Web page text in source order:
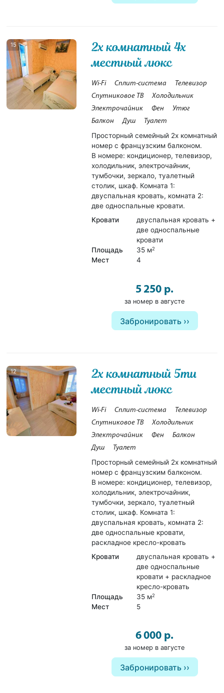
15
2х комнатный 4х
местный люкс
Wi-Fi Сплит-система
Телевизор
Спутниковое ТВ
Холодильник
Электрочайник
Фен
Утюг
Балкон
Душ Туалет
Просторный семейный 2х комнатный
номер с французским балконом.
В номере: кондиционер, телевизор,
холодильник, электрочайник,
тумбочки, зеркало, туалетный
столик, шкаф. Комната 1:
двуспальная кровать, комната 2:
две односпальные кровати.
Кровати
двуспальная кровать +
две односпальные
кровати
Площадь
35 м2
Мест 4
5 250 р.
за номер в августе
Забронировать
12
2х комнатный 5ти
местный люкс
Wi-Fi Сплит-система
Телевизор
Спутниковое ТВ
Холодильник
Электрочайник
Фен
Балкон
Душ
Туалет
Просторный семейный 2х комнатный
номер с французским балконом.
В номере: кондиционер, телевизор,
холодильник, электрочайник,
тумбочки, зеркало, туалетный
столик, шкаф. Комната 1:
двуспальная кровать, комната 2:
две односпальные кровати,
раскладное кресло-кровать
Кровати
двуспальная кровать +
две односпальные
кровати + раскладное
кресло-кровать
Площадь
35 м2
Мест 5
6 000 р.
за номер в августе
Забронировать